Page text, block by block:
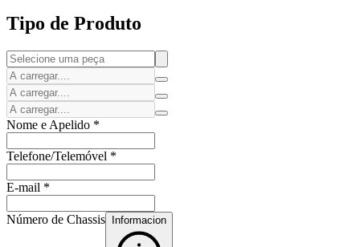
Tipo de Produto
Nome e Apelido *
Telefone/Telemóvel *
E-mail *
Número de Chassis Informacion